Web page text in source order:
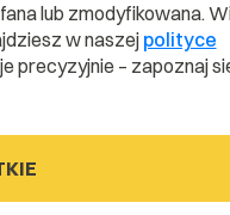
lub zmodyfikowana.
w naszej polityce
precyzyjnie – zapoznaj